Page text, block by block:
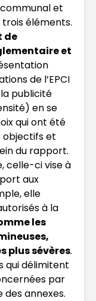
et
éléments.
de
et
de l’EPCI
publicité
en se
qui ont été
objectifs et
du rapport.
celle-ci vise à
aux
elle
à la
les
plus sévères.
qui délimitent
par
des annexes.